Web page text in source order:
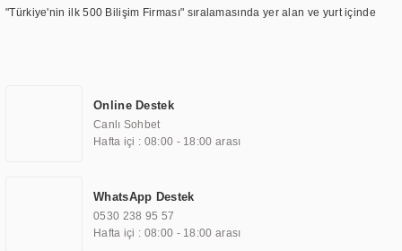
"Türkiye'nin ilk 500 Bilişim Firması" sıralamasında yer alan ve yurt içinde
TOCHI markası altında kendi ürettiği ürünlerde kullanmıştır. Günümüzde
TOCHI; videowall, digital signage, kiosk, totem, akıllı durak ekranı, araç içi
ekran, asansör ekranı, digital menüboard, marin ekran, medikal ekran,
ekranları, endüstriyel ekranlar, kapı önü bilgi ekranları, panel PC,
endüstriyel Panel PC, mini PC, endüstriyel mini PC ve akıllı bina sistemleri
gibi çözümleri 4.5" ile 110” boyutları arasında üretebilirken, ayrıca standart
Online Destek
Canlı Sohbet
Hafta içi : 08:00 - 18:00 arası
WhatsApp Destek
0530 238 95 57
Hafta içi : 08:00 - 18:00 arası